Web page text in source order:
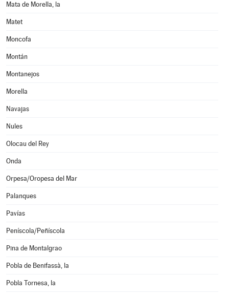
Mata de Morella, la
Matet
Moncofa
Montán
Montanejos
Morella
Navajas
Nules
Olocau del Rey
Onda
Orpesa/Oropesa del Mar
Palanques
Pavías
Peníscola/Peñíscola
Pina de Montalgrao
Pobla de Benifassà, la
Pobla Tornesa, la